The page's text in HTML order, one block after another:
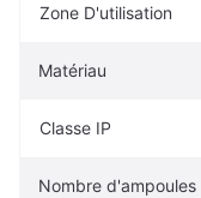
Zone D'utilisation
Matériau
Classe IP
Nombre d'ampoules